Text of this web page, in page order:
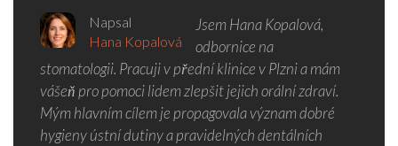
Napsal
Hana Kopalová
Jsem Hana Kopalová,
odbornice na
stomatologii. Pracuji v přední klinice v Plzni a mám
vášeň pro pomoci lidem zlepšit jejich orální zdraví.
Mým hlavním cílem je propagovala význam dobré
hygieny ústní dutiny a pravidelných dentálních